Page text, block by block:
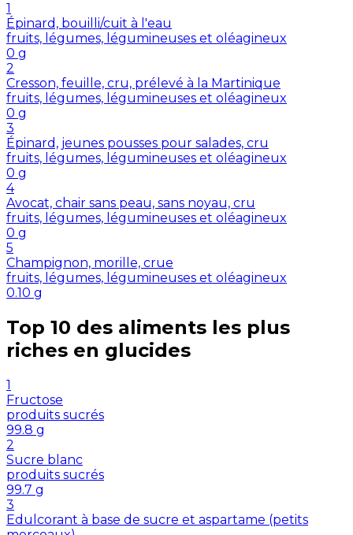
1
Épinard, bouilli/cuit à l'eau
fruits, légumes, légumineuses et oléagineux
0 g
2
Cresson, feuille, cru, prélevé à la Martinique
fruits, légumes, légumineuses et oléagineux
0 g
3
Épinard, jeunes pousses pour salades, cru
fruits, légumes, légumineuses et oléagineux
0 g
4
Avocat, chair sans peau, sans noyau, cru
fruits, légumes, légumineuses et oléagineux
0 g
5
Champignon, morille, crue
fruits, légumes, légumineuses et oléagineux
0.10 g
Top 10 des aliments les plus
riches en glucides
1
Fructose
produits sucrés
99.8 g
2
Sucre blanc
produits sucrés
99.7 g
3
Edulcorant à base de sucre et aspartame (petits